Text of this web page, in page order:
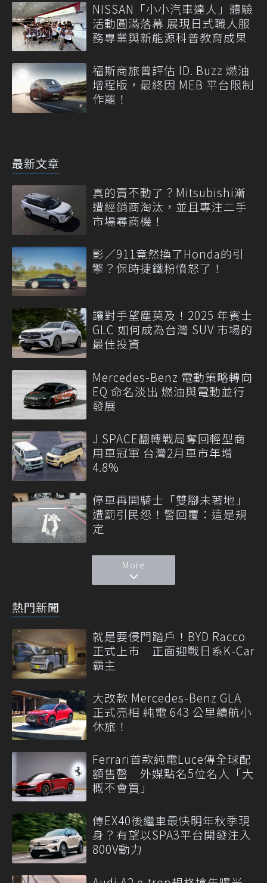
NISSAN「小小汽車達人」體驗
活動圓滿落幕 展現日式職人服
務專業與新能源科普教育成果
福斯商旅曾評估 ID. Buzz 燃油
增程版，最終因 MEB 平台限制
作罷！
最新文章
真的賣不動了？Mitsubishi漸
遭經銷商淘汰，並且專注二手
市場尋商機！
影／911竟然換了Honda的引
擎？保時捷鐵粉憤怒了！
讓對手望塵莫及！2025 年賓士
GLC 如何成為台灣 SUV 市場的
最佳投資
Mercedes-Benz 電動策略轉向
EQ 命名淡出 燃油與電動並行
發展
J SPACE翻轉戰局奪回輕型商
用車冠軍 台灣2月車市年增
4.8%
停車再開騎士「雙腳未著地」
遭罰引民怨！警回覆：這是規
定
More
熱門新聞
就是要侵門踏戶！BYD Racco
正式上市 正面迎戰日系K-Car
霸主
大改款 Mercedes-Benz GLA
正式亮相 純電 643 公里續航小
休旅！
Ferrari首款純電Luce傳全球配
額售罄 外媒點名5位名人「大
概不會買」
傳EX40後繼車最快明年秋季現
身？有望以SPA3平台開發注入
800V動力